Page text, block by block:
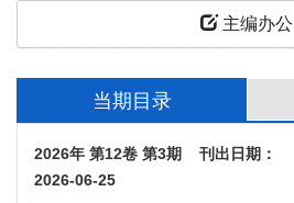
主编办公
当期目录
2026年 第12卷 第3期 刊出日期：
2026-06-25